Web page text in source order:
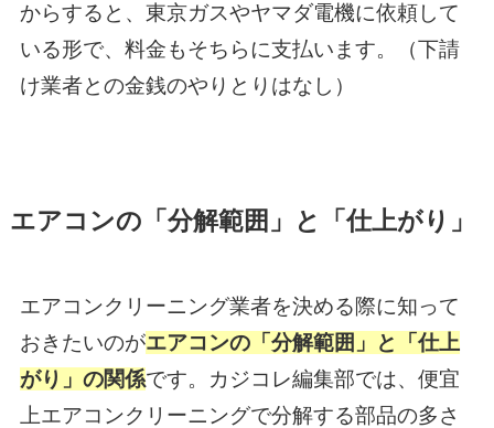
からすると、東京ガスやヤマダ電機に依頼して
いる形で、料金もそちらに支払います。（下請
け業者との金銭のやりとりはなし）
エアコンの「分解範囲」と「仕上がり」
エアコンクリーニング業者を決める際に知って
おきたいのがエアコンの「分解範囲」と「仕上
がり」の関係です。カジコレ編集部では、便宜
上エアコンクリーニングで分解する部品の多さ